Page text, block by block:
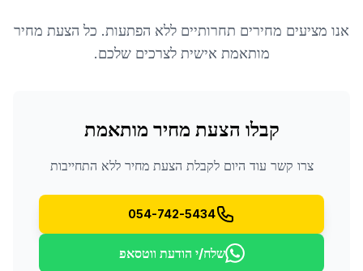
אנו מציעים מחירים תחרותיים ללא הפתעות. כל הצעת מחיר
מותאמת אישית לצרכים שלכם.
קבלו הצעת מחיר מותאמת
צרו קשר עוד היום לקבלת הצעת מחיר ללא התחייבות
054-742-5434
שלח/י הודעת ווטסאפ